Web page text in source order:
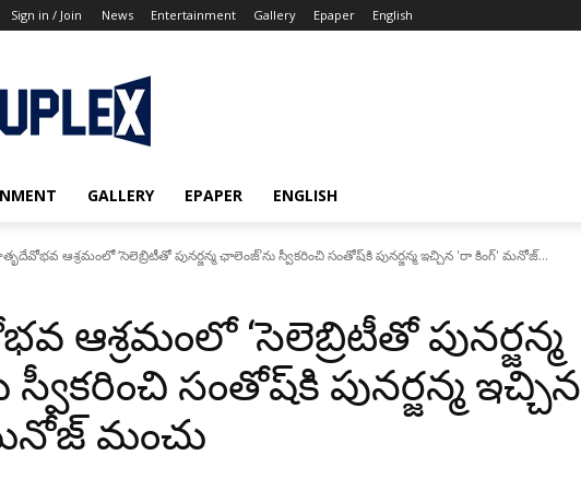
Sign in / Join News Entertainment Gallery Epaper English
GALLERY EPAPER ENGLISH
ఆశ్రమంలో ‘సెలెబ్రిటీతో పునర్జన్మ ఛాలెంజ్’ను స్వీకరించి సంతోష్‌కి పునర్జన్మ ఇచ్చిన 'రా కింగ్' మనోజ్...
ఆశ్రమంలో ‘సెలెబ్రిటీతో పునర్జన్మ
స్వీకరించి సంతోష్‌కి పునర్జన్మ ఇచ్చిన
మనోజ్ మంచు